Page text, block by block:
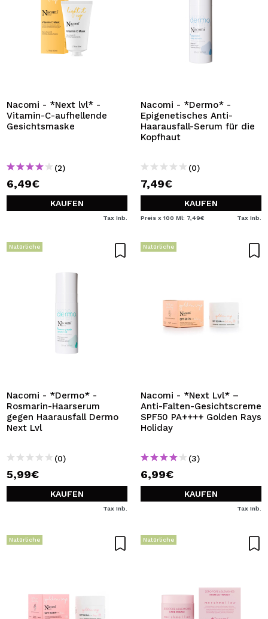
Nacomi - *Next lvl* -
Vitamin-C-aufhellende
Gesichtsmaske
(2)
6,49€
KAUFEN
Tax Inb.
Nacomi - *Dermo* -
Epigenetisches Anti-
Haarausfall-Serum für die
Kopfhaut
(0)
7,49€
KAUFEN
Preis x 100 Ml: 7,49€ Tax Inb.
Natürliche
Nacomi - *Dermo* -
Rosmarin-Haarserum
gegen Haarausfall Dermo
Next Lvl
(0)
5,99€
KAUFEN
Tax Inb.
Natürliche
Nacomi - *Next Lvl* –
Anti-Falten-Gesichtscreme
SPF50 PA++++ Golden Rays
Holiday
(3)
6,99€
KAUFEN
Tax Inb.
Natürliche Natürliche